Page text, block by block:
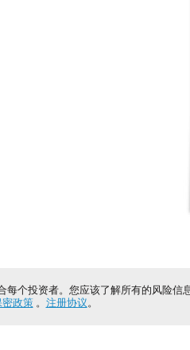
个投资者。您应该了解所有的风险信
密政策。 注册协议。